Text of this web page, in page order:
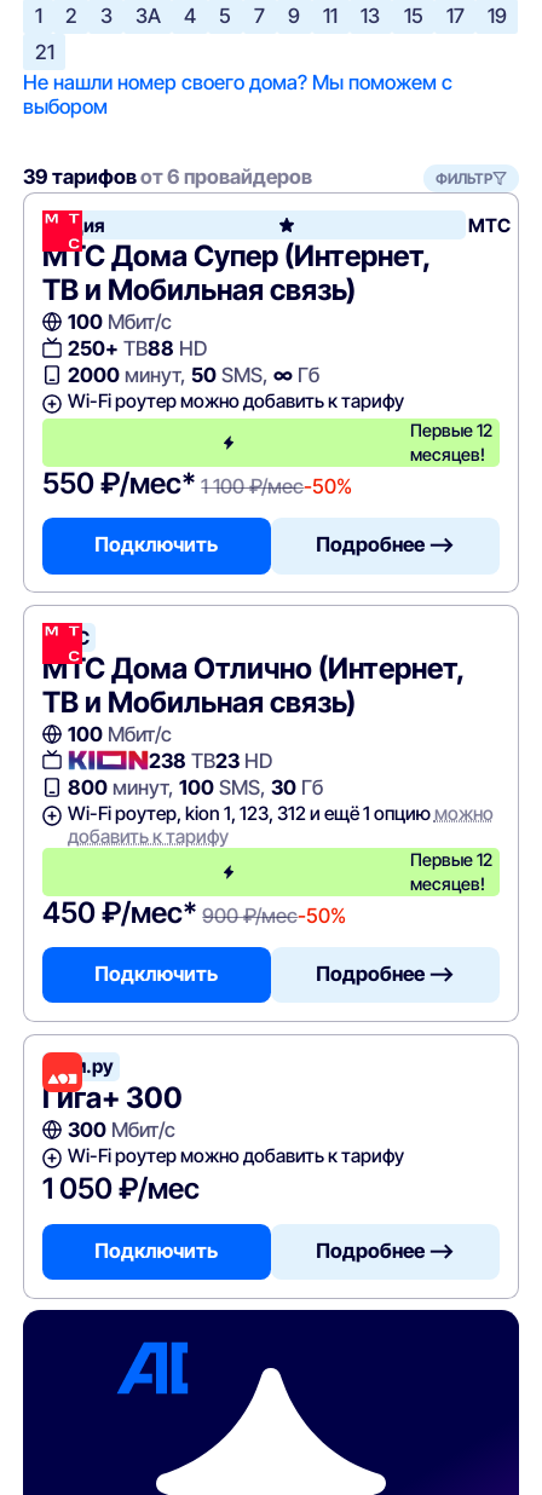
1
2 3 3А 4 5 7 9 11 13 15 17
19
21
Не нашли номер своего дома? Мы поможем с
выбором
39 тарифовот 6 провайдеров ФИЛЬТР
Акция МТС
МТС Дома Супер (Интернет,
ТВ и Мобильная связь)
100Мбит/с
250+ ТВ88 HD
2000минут, 50SMS, ∞Гб
Wi-Fi роутер можно добавить к тарифу
Первые 12
месяцев!
550 ₽/мес* 1 100 ₽/мес-50%
Подключить Подробнее —>
МТС
МТС Дома Отлично (Интернет,
ТВ и Мобильная связь)
100Мбит/с
238 ТВ23HD
800минут, 100SMS, 30Гб
Wi-Fi роутер, kion 1, 123, 312 и ещё 1 опциюможно
добавить к тарифу
Первые 12
месяцев!
450 ₽/мес* 900 ₽/мес-50%
Подключить Подробнее —>
Дом.ру
Гига+ 300
300Мбит/с
Wi-Fi роутер можно добавить к тарифу
1 050 ₽/мес
Подключить Подробнее —>